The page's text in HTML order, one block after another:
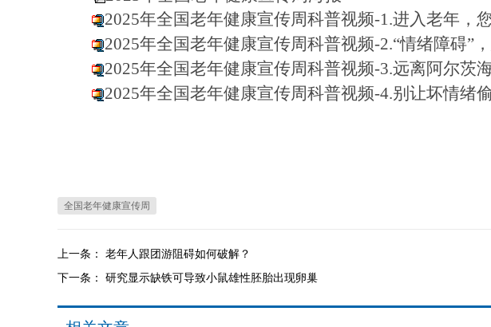
2025年全国老年健康宣传周科普视频-1.进入老年，
2025年全国老年健康宣传周科普视频-2.“情绪障碍”
2025年全国老年健康宣传周科普视频-3.远离阿尔茨
2025年全国老年健康宣传周科普视频-4.别让坏情绪
全国老年健康宣传周
上一条： 老年人跟团游阻碍如何破解？
下一条： 研究显示缺铁可导致小鼠雄性胚胎出现卵巢